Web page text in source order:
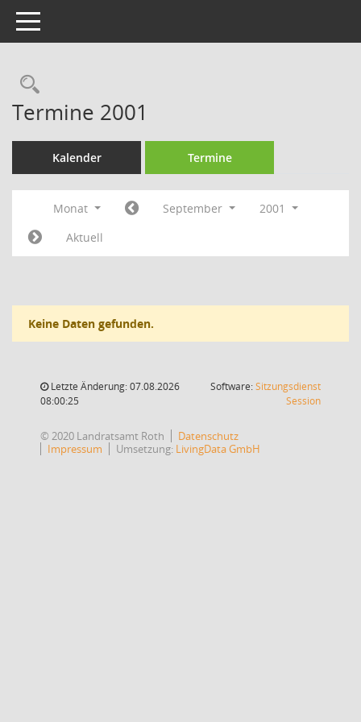
Toggle navigation
Rechercheauswahl
Termine 2001
Kalender Termine
Monat September
2001
Aktuell
Keine Daten gefunden.
Letzte Änderung: 07.08.2026
08:00:25
Software:Sitzungsdienst
Session(Wird in
© 2020 Landratsamt Roth
Datenschutz
Impressum
Umsetzung: LivingData GmbH